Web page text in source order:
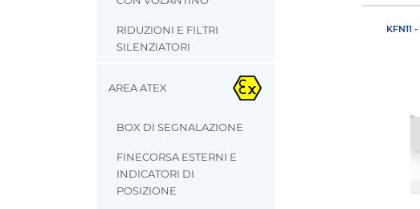
RIDUZIONI E FILTRI
SILENZIATORI
AREA ATEX
BOX DI SEGNALAZIONE
FINECORSA ESTERNI E
INDICATORI DI
POSIZIONE
KFN11